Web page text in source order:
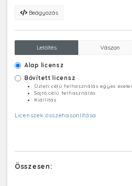
Beágyazás
Letöltés Vászon
Alap licensz
Bővített licensz
Üzleti célú felhasználás egyes esetei
Sajtó célú felhasználás
Kiállítás
Licenszek összehasonlítása
Összesen: